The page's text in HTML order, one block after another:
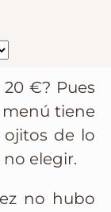
€? Pues
tiene
de lo
no elegir.
no hubo